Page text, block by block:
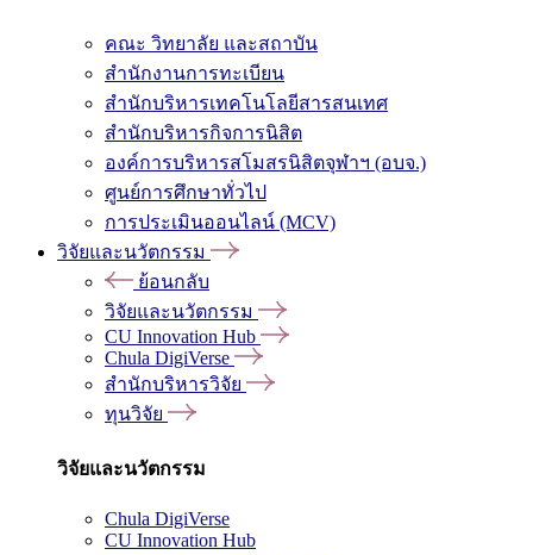
คณะ วิทยาลัย และสถาบัน
สำนักงานการทะเบียน
สำนักบริหารเทคโนโลยีสารสนเทศ
สำนักบริหารกิจการนิสิต
องค์การบริหารสโมสรนิสิตจุฬาฯ (อบจ.)
ศูนย์การศึกษาทั่วไป
การประเมินออนไลน์ (MCV)
วิจัยและนวัตกรรม
ย้อนกลับ
วิจัยและนวัตกรรม
CU Innovation Hub
Chula DigiVerse
สำนักบริหารวิจัย
ทุนวิจัย
วิจัยและนวัตกรรม
Chula DigiVerse
CU Innovation Hub